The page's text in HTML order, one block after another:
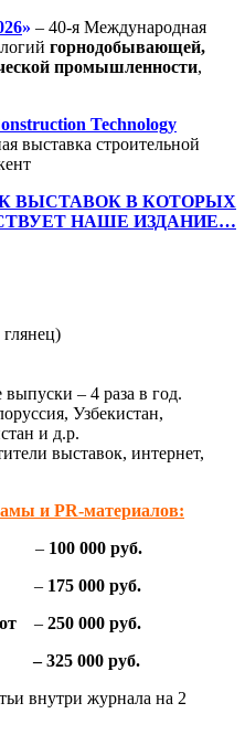
» – 40-я Международная
горнодобывающей,
промышленности,
Technology
выставка строительной
ВЫСТАВОК В КОТОРЫХ
НАШЕ ИЗДАНИЕ…
выпуски – 4 раза в год.
Узбекистан,
и д.р.
выставок, интернет,
и PR-материалов:
– 100 000 руб.
– 175 000 руб.
– 250 000 руб.
1)– 325 000 руб.
внутри журнала на 2